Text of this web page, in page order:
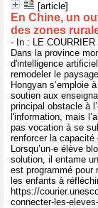
[article]
En Chine, un
des zones
- In : LE
Dans la province
d'intelligence
remodeler le
Hongyan s’emploie
soutien aux
principal obstacle à
l'information, mais
pas vocation à se
renforcer la capacité
Lorsqu’un·e élève
solution, il entame
est programmé pour
les enfants à
https://
connecter-les-